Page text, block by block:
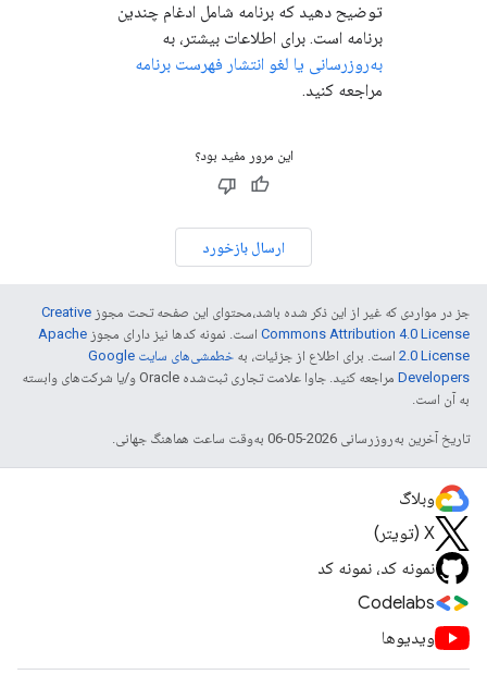
توضیح دهید که برنامه شامل ادغام چندین
برنامه است. برای اطلاعات بیشتر، به
به‌روزرسانی یا لغو انتشار فهرست برنامه
مراجعه کنید.
این مرور مفید بود؟
ارسال بازخورد
جز در مواردی که غیر از این ذکر شده باشد،‌محتوای این صفحه تحت مجوز Creative
Commons Attribution 4.0 License است. نمونه کدها نیز دارای مجوز Apache
2.0 License است. برای اطلاع از جزئیات، به
خطمشی‌های سایت Google
Developers‏
مراجعه کنید. جاوا علامت تجاری ثبت‌شده Oracle و/یا شرکت‌های وابسته
به آن است.
تاریخ آخرین به‌روزرسانی 2026-05-06 به‌وقت ساعت هماهنگ جهانی.
وبلاگ
X (تویتر)
نمونه کد، نمونه کد
Codelabs
ویدیوها